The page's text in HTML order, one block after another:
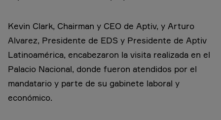
Kevin Clark, Chairman y CEO de Aptiv, y Arturo
Alvarez, Presidente de EDS y Presidente de Aptiv
Latinoamérica, encabezaron la visita realizada en el
Palacio Nacional, donde fueron atendidos por el
mandatario y parte de su gabinete laboral y
económico.